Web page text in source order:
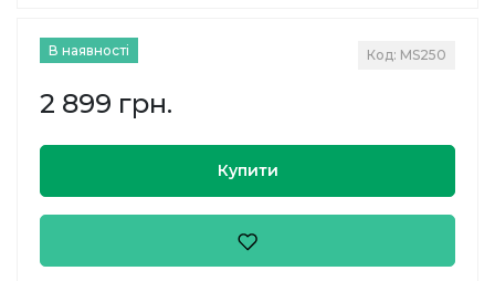
В наявності Код: MS250
2 899 грн.
Купити